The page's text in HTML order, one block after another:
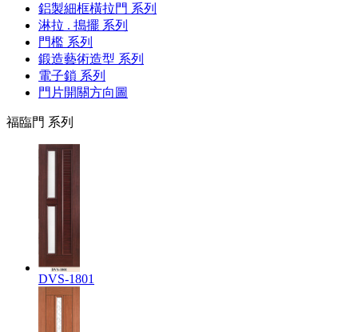
鋁製細框橫拉門 系列
淋拉 . 搗擺 系列
門檻 系列
鍛造藝術造型 系列
電子鎖 系列
門片開關方向圖
福臨門 系列
DVS-1801